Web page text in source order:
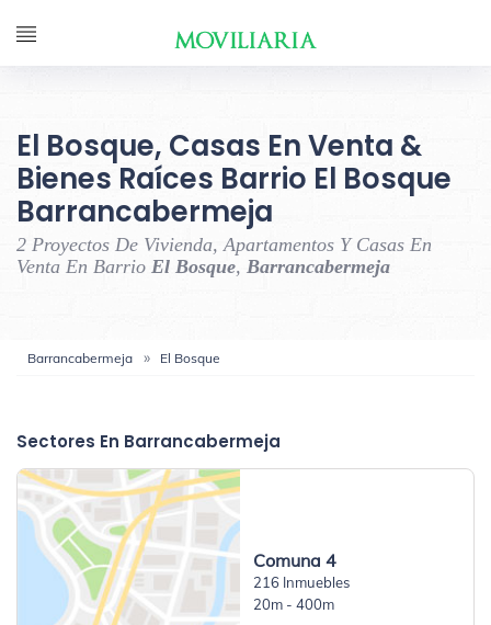
El Bosque, Casas En Venta &
Bienes Raíces Barrio El Bosque
Barrancabermeja
2 Proyectos De Vivienda, Apartamentos Y Casas En
Venta En Barrio El Bosque, Barrancabermeja
Barrancabermeja El Bosque
Sectores En Barrancabermeja
Comuna 4
216 Inmuebles
20m - 400m